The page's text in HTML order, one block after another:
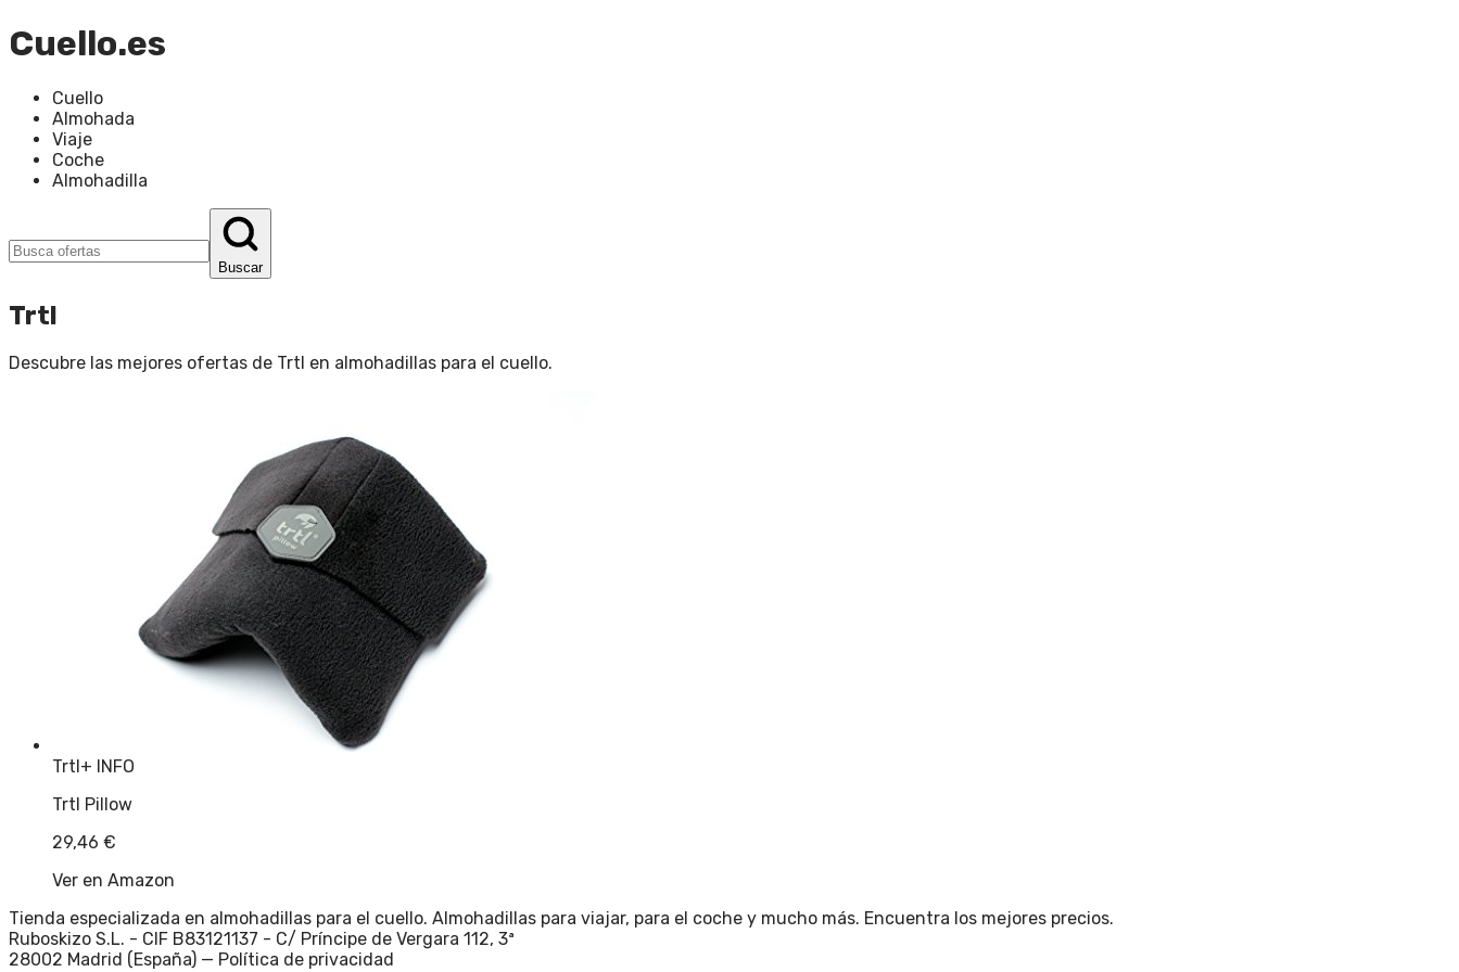
Cuello.es
Cuello
Almohada
Viaje
Coche
Almohadilla
Buscar
Trtl
Descubre las mejores ofertas de Trtl en almohadillas para el cuello.
Trtl+ INFO
Trtl Pillow
29,46 €
Ver en Amazon
Tienda especializada en almohadillas para el cuello. Almohadillas para viajar, para el coche y mucho más. Encuentra los mejores precios.
Ruboskizo S.L. - CIF B83121137 - C/ Príncipe de Vergara 112, 3ª
28002 Madrid (España) — Política de privacidad